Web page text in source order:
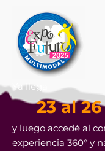
Ya llega
23 al
y luego accedé al
experiencia 360° y